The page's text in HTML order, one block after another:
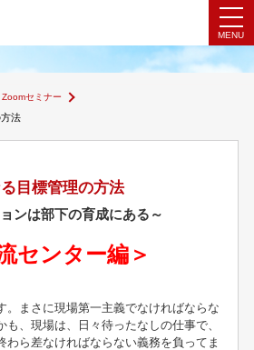
Zoomセミナー
法
目標管理の方法
ンは部下の育成にある～
センター編＞
。まさに現場第一主義でなければならな
も、現場は、日々待ったなしの仕事で、
わら差なければならない義務を負ってま